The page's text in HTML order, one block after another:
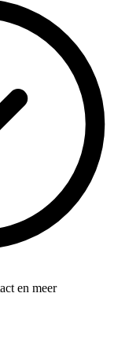
en meer